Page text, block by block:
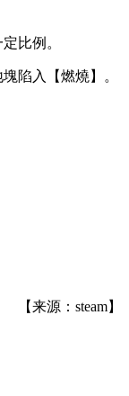
比例。
陷入【燃燒】。
【来源：steam】